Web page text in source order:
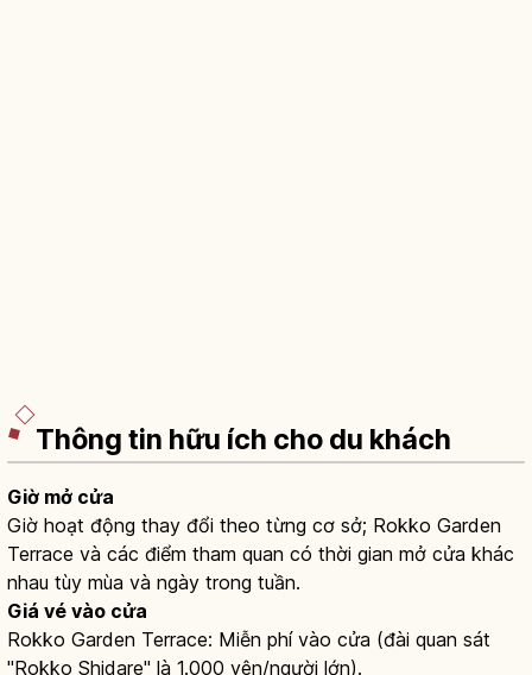
Thông tin hữu ích cho du khách
Giờ mở cửa
Giờ hoạt động thay đổi theo từng cơ sở; Rokko Garden
Terrace và các điểm tham quan có thời gian mở cửa khác
nhau tùy mùa và ngày trong tuần.
Giá vé vào cửa
Rokko Garden Terrace: Miễn phí vào cửa (đài quan sát
"Rokko Shidare" là 1.000 yên/người lớn).